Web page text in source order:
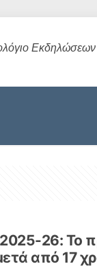
Εκδηλώσεων
26: Το
από 17